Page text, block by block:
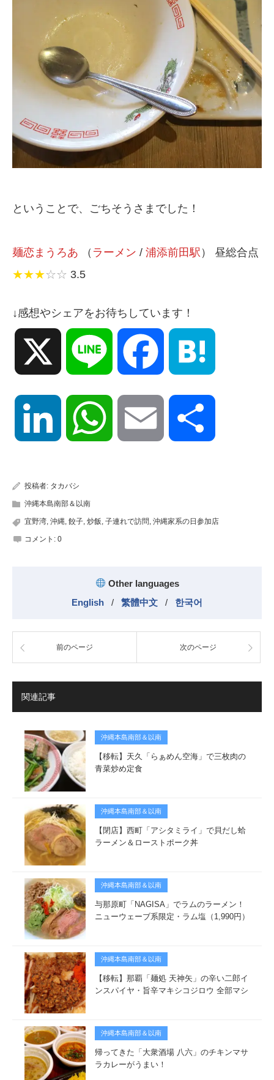
ということで、ごちそうさまでした！
麺恋まうろあ （ ラーメン / 浦添前田駅 ） 昼総合点
★★★☆☆ 3.5
↓感想やシェアをお待ちしています！
Line Facebook
LinkedIn WhatsApp Email
投稿者: タカバシ
沖縄本島南部＆以南
宜野湾 沖縄 餃子 炒飯 子連れで訪問 沖縄家系の日参加店
コメント: 0
Other languages
English
/ 繁體中文 / 한국어
前のページ 次のページ
関連記事
沖縄本島南部＆以南
【移転】天久「らぁめん空海」で三枚肉の
青菜炒め定食
沖縄本島南部＆以南
【閉店】西町「アシタミライ」で貝だし蛤
ラーメン＆ローストポーク丼
沖縄本島南部＆以南
与那原町「NAGISA」でラムのラーメン！
ニューウェーブ系限定・ラム塩（1,990円）
沖縄本島南部＆以南
【移転】那覇「麺処 天神矢」の辛い二郎イ
ンスパイヤ・旨辛マキシコジロウ 全部マシ
沖縄本島南部＆以南
帰ってきた「大衆酒場 八六」のチキンマサ
ラカレーがうまい！